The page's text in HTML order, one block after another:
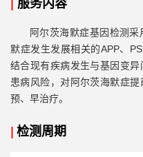
服务内容
阿尔茨海默症基因检测
默症发生发展相关的APP、
结合现有疾病发生与基因变
患病风险，对阿尔茨海默症
预、早治疗。
检测周期